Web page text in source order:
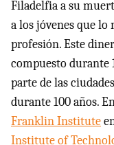
Filadelfia a su
a los jóvenes que lo
profesión. Este
compuesto durante
parte de las
durante 100 años.
Franklin Institute
Institute of